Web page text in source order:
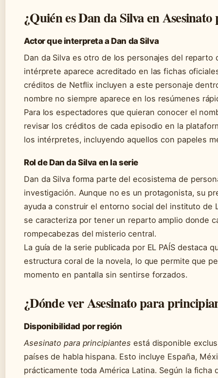
¿Quién es Dan da Silva en
Actor que interpreta a Dan da Silva
Dan da Silva es otro de los personajes del reparto
intérprete aparece acreditado en las fichas
créditos de Netflix incluyen a este personaje
nombre no siempre aparece en los resúmenes
Para los espectadores que quieran conocer el
revisar los créditos de cada episodio en la
los intérpretes, incluyendo aquellos con papeles
Rol de Dan da Silva en la serie
Dan da Silva forma parte del ecosistema de
investigación. Aunque no es un protagonista, su
ayuda a construir el entorno social del instituto de
se caracteriza por tener un reparto amplio donde
rompecabezas del misterio central.
La guía de la serie publicada por EL PAÍS destaca
estructura coral de la novela, lo que permite que
momento en pantalla sin sentirse forzados.
¿Dónde ver Asesinato para
Disponibilidad por región
Asesinato para principiantes está disponible
países de habla hispana. Esto incluye España,
prácticamente toda América Latina. Según la ficha